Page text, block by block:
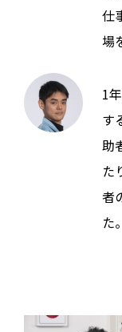
仕
場
1
す
助
た
者
た。